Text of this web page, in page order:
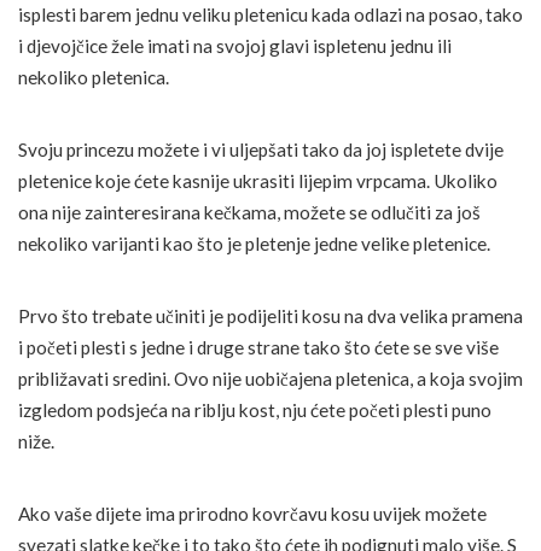
isplesti barem jednu veliku pletenicu kada odlazi na posao, tako
i djevojčice žele imati na svojoj glavi ispletenu jednu ili
nekoliko pletenica.
Svoju princezu možete i vi uljepšati tako da joj ispletete dvije
pletenice koje ćete kasnije ukrasiti lijepim vrpcama. Ukoliko
ona nije zainteresirana kečkama, možete se odlučiti za još
nekoliko varijanti kao što je pletenje jedne velike pletenice.
Prvo što trebate učiniti je podijeliti kosu na dva velika pramena
i početi plesti s jedne i druge strane tako što ćete se sve više
približavati sredini. Ovo nije uobičajena pletenica, a koja svojim
izgledom podsjeća na riblju kost, nju ćete početi plesti puno
niže.
Ako vaše dijete ima prirodno kovrčavu kosu uvijek možete
svezati slatke kečke i to tako što ćete ih podignuti malo više. S